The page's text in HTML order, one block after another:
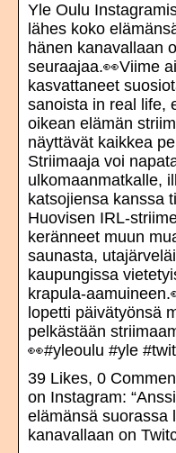
Yle Oulu
lähes koko
hänen kanavallaan
seuraajaa.👀Viime
kasvattaneet
sanoista in real life,
oikean elämän
näyttävät kaikkea
Striimaaja voi
ulkomaanmatkalle,
katsojiensa kanssa
Huovisen IRL-
keränneet muun
saunasta,
kaupungissa
krapula-
lopetti päivätyönsä
pelkästään
👀#yleoulu #yle
39 Likes, 0
on Instagram:
elämänsä suorassa
kanavallaan on